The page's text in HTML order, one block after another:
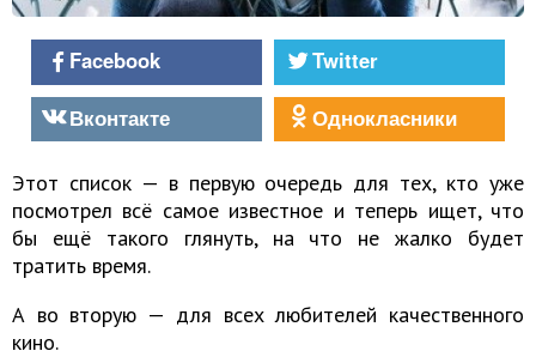
Facebook
Twitter
Вконтакте
Однокласники
Этот список — в первую очередь для тех, кто уже
посмотрел всё самое известное и теперь ищет, что
бы ещё такого глянуть, на что не жалко будет
тратить время.
А во вторую — для всех любителей качественного
кино.